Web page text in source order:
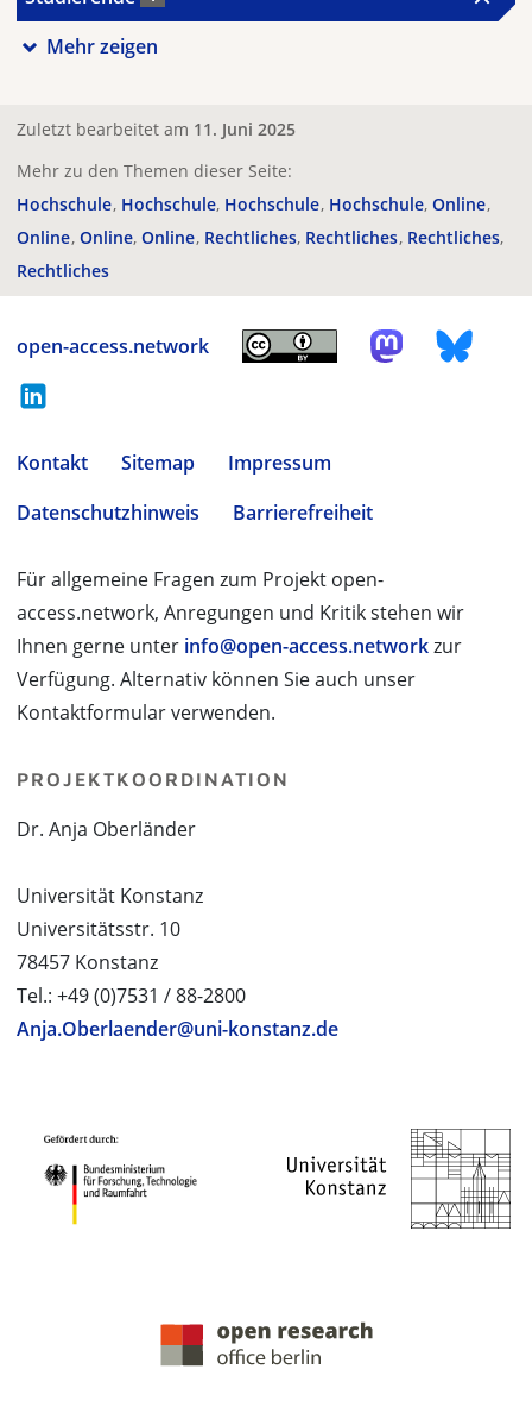
Mehr zeigen
Zuletzt bearbeitet am 11. Juni 2025
Mehr zu den Themen dieser Seite:
Hochschule Hochschule Hochschule Hochschule Online
Online Online Online Rechtliches Rechtliches Rechtliches
Rechtliches
open-access.network
Kontakt Sitemap
Impressum
Datenschutzhinweis
Barrierefreiheit
Für allgemeine Fragen zum Projekt open-
access.network, Anregungen und Kritik stehen wir
Ihnen gerne unter info@open-access.networkzur
Verfügung. Alternativ können Sie auch unser
Kontaktformular verwenden.
PROJEKTKOORDINATION
Dr. Anja Oberländer
Universität Konstanz
Universitätsstr. 10
78457 Konstanz
Tel.: +49 (0)7531 / 88-2800
Anja.Oberlaender@uni-konstanz.de